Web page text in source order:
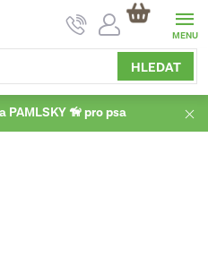
HLEDAT
NÁKUPNÍ
KOŠÍK
PAMLSKY 🦮 pro psa